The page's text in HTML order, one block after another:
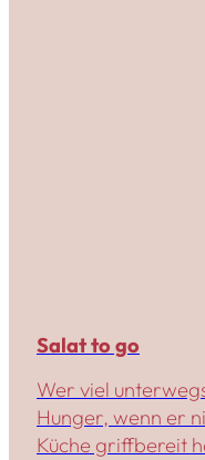
Salat to go
Wer viel
Hunger, wenn er
Küche griffbereit